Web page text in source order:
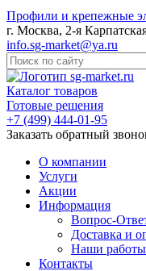
Профили и крепежные
г. Москва, 2-я
info.sg-market@ya.ru
Каталог товаров
Готовые решения
+7 (499) 444-01-95
Заказать обратный
О компании
Услуги
Акции
Информация
Вопрос-
Доставка и
Наши работы
Контакты